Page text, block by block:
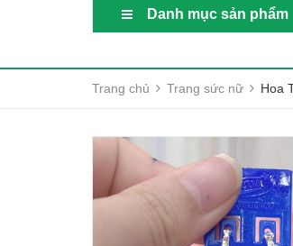
Danh mục sản phẩm
Trang chủ Trang sức nữ Hoa